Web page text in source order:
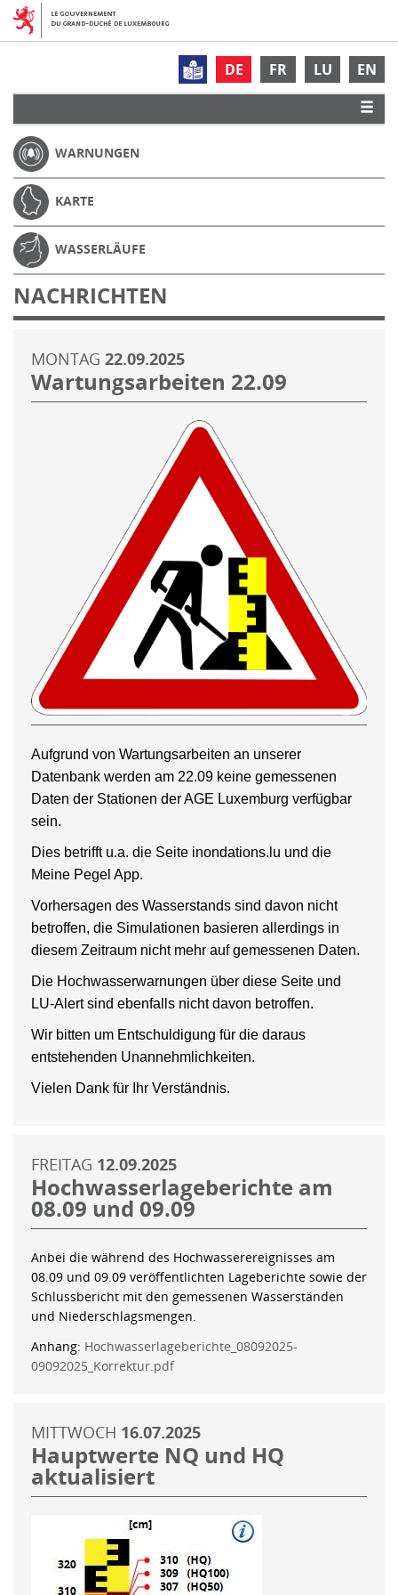
DE FR LU EN
WARNUNGEN
KARTE
WASSERLÄUFE
NACHRICHTEN
MONTAG 22.09.2025
Wartungsarbeiten 22.09
Aufgrund von Wartungsarbeiten an unserer
Datenbank werden am 22.09 keine gemessenen
Daten der Stationen der AGE Luxemburg verfügbar
sein.
Dies betrifft u.a. die Seite inondations.lu und die
Meine Pegel App.
Vorhersagen des Wasserstands sind davon nicht
betroffen, die Simulationen basieren allerdings in
diesem Zeitraum nicht mehr auf gemessenen Daten.
Die Hochwasserwarnungen über diese Seite und
LU-Alert sind ebenfalls nicht davon betroffen.
Wir bitten um Entschuldigung für die daraus
entstehenden Unannehmlichkeiten.
Vielen Dank für Ihr Verständnis.
FREITAG 12.09.2025
Hochwasserlageberichte am
08.09 und 09.09
Anbei die während des Hochwasserereignisses am
08.09 und 09.09 veröffentlichten Lageberichte sowie der
Schlussbericht mit den gemessenen Wasserständen
und Niederschlagsmengen.
Anhang: Hochwasserlageberichte_08092025-
09092025_Korrektur.pdf
MITTWOCH 16.07.2025
Hauptwerte NQ und HQ
aktualisiert